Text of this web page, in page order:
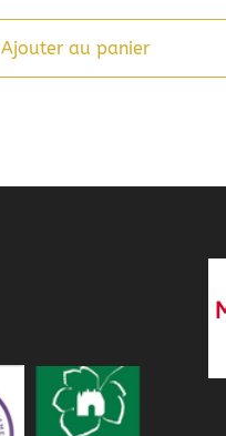
Ajouter au panier